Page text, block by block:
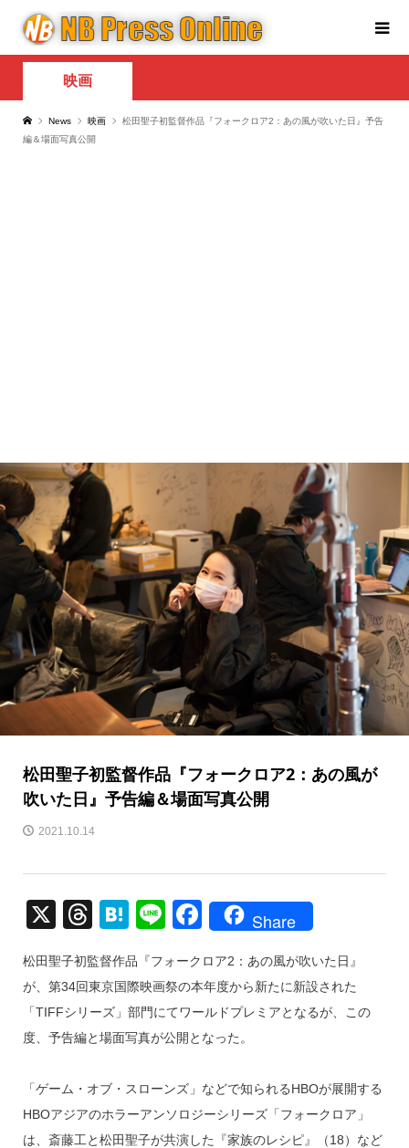
映画
News 映画
松田聖子初監督作品『フォークロア2：あの風が吹いた日』予告
編＆場面写真公開
松田聖子初監督作品『フォークロア2：あの風が
吹いた日』予告編＆場面写真公開
2021.10.14
X
T
e
a
d
H
e
n
a
Li
e
F
c
e
b
o
k
Share
松田聖子初監督作品『フォークロア2：あの風が吹いた日』
が、第34回東京国際映画祭の本年度から新たに新設された
「TIFFシリーズ」部門にてワールドプレミアとなるが、この
度、予告編と場面写真が公開となった。
「ゲーム・オブ・スローンズ」などで知られるHBOが展開する
HBOアジアのホラーアンソロジーシリーズ「フォークロア」
は、斎藤工と松田聖子が共演した『家族のレシピ』（18）など